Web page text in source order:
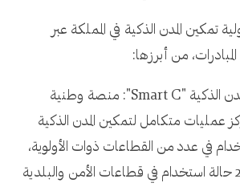
تمكين المدن الذكية في المملكة عبر
من أبرزها:
- المنصة الوطنية للمدن الذكية "Smart C": منصة وطنية
عمليات متكامل لتمكين المدن الذكية
في عدد من القطاعات ذوات الأولوية،
وتتضمن أكثر من 20 حالة استخدام في قطاعات الأمن والبلدية